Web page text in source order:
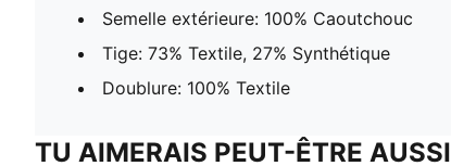
Semelle extérieure: 100% Caoutchouc
Tige: 73% Textile, 27% Synthétique
Doublure: 100% Textile
TU AIMERAIS PEUT-ÊTRE AUSSI